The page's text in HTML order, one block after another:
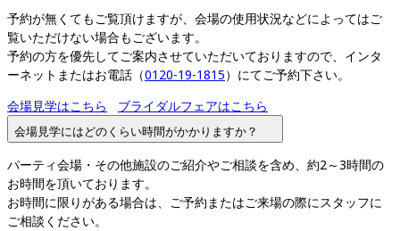
予約が無くてもご覧頂けますが、会場の使用状況などによってはご
覧いただけない場合もございます。
予約の方を優先してご案内させていただいておりますので、インタ
ーネットまたはお電話（0120-19-1815
会場見学はこちら
ブライダルフェアはこちら
会場見学にはどのくらい時間がかかりますか？
パーティ会場・その他施設のご紹介やご相談を含め、約2～3時間の
お時間を頂いております。
お時間に限りがある場合は、ご予約またはご来場の際にスタッフに
ご相談ください。